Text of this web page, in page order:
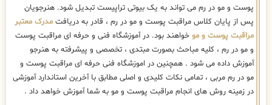
پوست و مو در رم می تواند به یک بیوتی تراپیست تبدیل شود. هنرجویان
پس از پایان کلاس مراقبت پوست و مو در رم ، قادر به دریافت مدرک معتبر
مراقبت پوست و مو خواهند بود. در آموزشگاه فنی و حرفه ای مراقبت پوست
و مو در رم ، کلیه مباحث بصورت مبتدی ، تخصصی و پیشرفته به هنرجو
آموزش داده می شود . همچنین در اموزشگاه فنی حرفه ای مراقبت پوست و
مو در رم مربی ، تمامی نکات کلیدی و اصلی مطابق با آخرین استاندارد آموزشی
در زمینه روش های انجام مراقبت پوست و مو به شما آموزش خواهد داد .